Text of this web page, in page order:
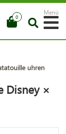
0
Menü
uhren
Disney ×